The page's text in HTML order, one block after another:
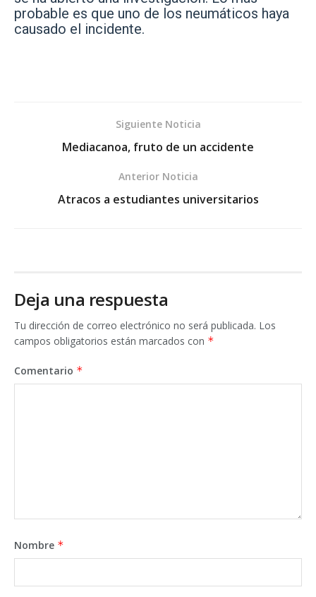
probable es que uno de los neumáticos haya
causado el incidente.
Siguiente Noticia
Mediacanoa, fruto de un accidente
Anterior Noticia
Atracos a estudiantes universitarios
Deja una respuesta
Tu dirección de correo electrónico no será publicada. Los
campos obligatorios están marcados con *
Comentario *
Nombre *